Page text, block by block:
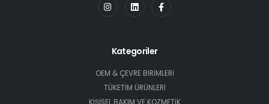
Kategoriler
OEM & ÇEVRE BİRİMLERİ
TÜKETİM ÜRÜNLERİ